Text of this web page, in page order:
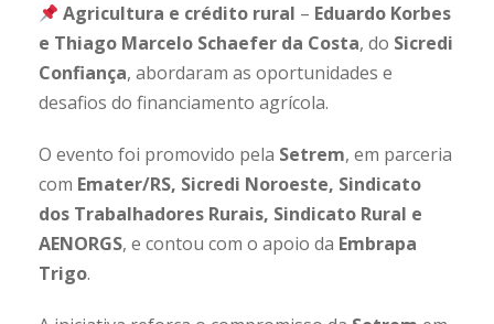
Agricultura e crédito rural – Eduardo Korbes
e Thiago Marcelo Schaefer da Costa, do Sicredi
Confiança, abordaram as oportunidades e
desafios do financiamento agrícola.
O evento foi promovido pela Setrem, em parceria
com Emater/RS, Sicredi Noroeste, Sindicato
dos Trabalhadores Rurais, Sindicato Rural e
AENORGS, e contou com o apoio da Embrapa
Trigo.